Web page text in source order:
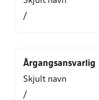
/
Årgangsansvarlig
Skjult navn
/